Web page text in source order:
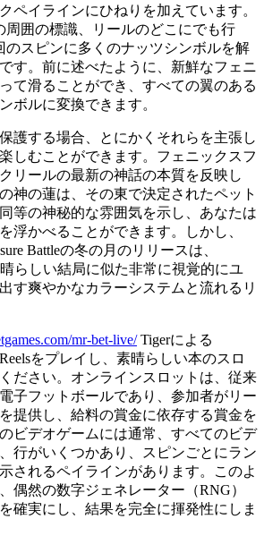
ペイラインにひねりを加えています。
周囲の標識、リールのどこにでも行
のスピンに多くのナッツシンボルを解
す。前に述べたように、新鮮なフェニ
て滑ることができ、すべての翼のある
ボルに変換できます。
護する場合、とにかくそれらを主張し
しむことができます。フェニックスフ
リールの最新の神話の本質を反映し
神の蓮は、その東で決定されたペット
等の神秘的な雰囲気を示し、あなたは
浮かべることができます。しかし、
Battleの冬の月のリリースは、
らしい結局に似た非常に視覚的にユ
す爽やかなカラーシステムと流れるリ
mr-bet-live/Tigerによる
Reelsをプレイし、素晴らしい本のスロ
ださい。オンラインスロットは、従来
子フットボールであり、参加者がリー
提供し、給料の賞金に依存する賞金を
ビデオゲームには通常、すべてのビデ
行がいくつかあり、スピンごとにラン
されるペイラインがあります。このよ
偶然の数字ジェネレーター（RNG）
確実にし、結果を完全に揮発性にしま